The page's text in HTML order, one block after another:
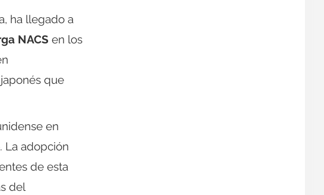
ha llegado a
NACS en los
que
en
La adopción
de esta
del